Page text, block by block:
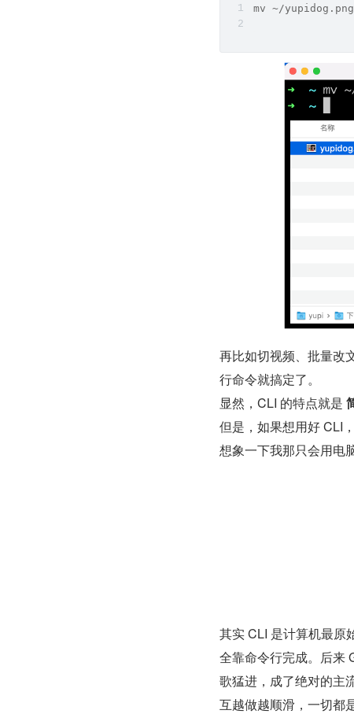
mv ~/
再比如切视频、批量改
行命令就搞定了。
显然，CLI 的特点就是
但是，如果想用好 CLI
想象一下我那只会用电
其实 CLI 是计算机最原
全靠命令行完成。后来
歌猛进，成了绝对的主
互越做越顺滑，一切都